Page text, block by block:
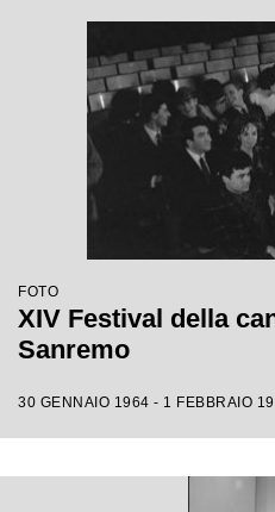
FOTO
XIV Festival della
Sanremo
30 GENNAIO 1964 - 1 FEBBRAIO